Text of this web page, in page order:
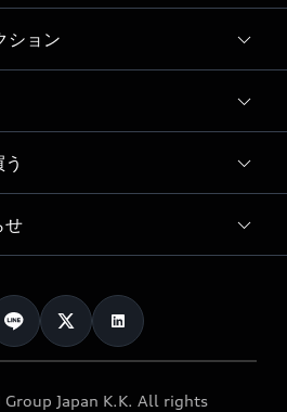
ル
ション
せ
ン
Group Japan K.K. All rights